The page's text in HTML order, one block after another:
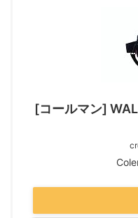
[コールマン]